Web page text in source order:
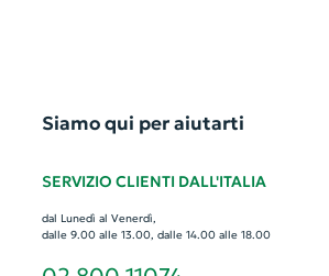
Siamo qui per aiutarti
SERVIZIO CLIENTI DALL'ITALIA
dal Lunedì al Venerdì,
dalle 9.00 alle 13.00, dalle 14.00 alle 18.00